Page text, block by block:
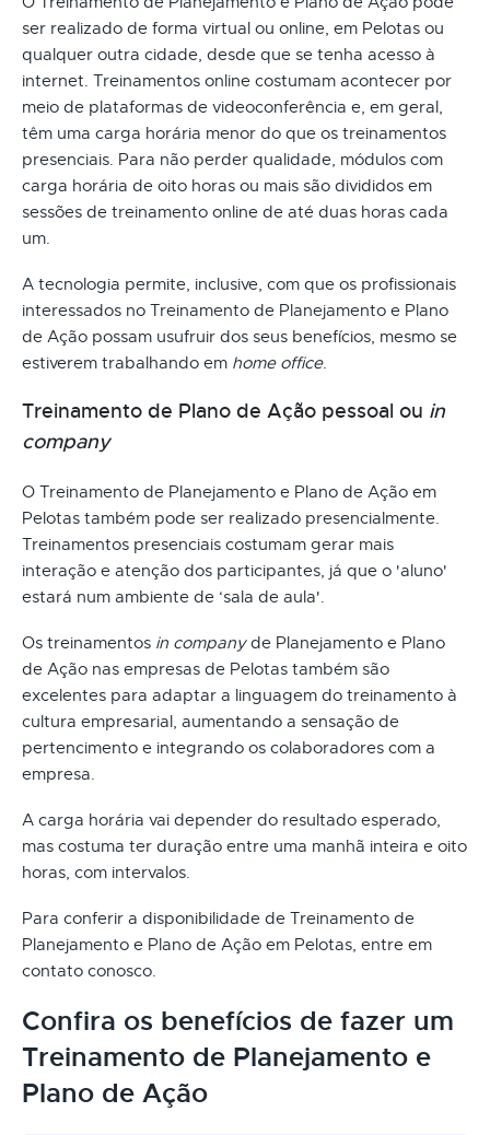
ser realizado de forma virtual ou online, em Pelotas ou
qualquer outra cidade, desde que se tenha acesso à
internet. Treinamentos online costumam acontecer por
meio de plataformas de videoconferência e, em geral,
têm uma carga horária menor do que os treinamentos
presenciais. Para não perder qualidade, módulos com
carga horária de oito horas ou mais são divididos em
sessões de treinamento online de até duas horas cada
um.
A tecnologia permite, inclusive, com que os profissionais
interessados no Treinamento de Planejamento e Plano
de Ação possam usufruir dos seus benefícios, mesmo se
estiverem trabalhando em home office.
Treinamento de Plano de Ação pessoal ou in
company
O Treinamento de Planejamento e Plano de Ação em
Pelotas também pode ser realizado presencialmente.
Treinamentos presenciais costumam gerar mais
interação e atenção dos participantes, já que o 'aluno'
estará num ambiente de ‘sala de aula'.
Os treinamentos in companyde Planejamento e Plano
de Ação nas empresas de Pelotas também são
excelentes para adaptar a linguagem do treinamento à
cultura empresarial, aumentando a sensação de
pertencimento e integrando os colaboradores com a
empresa.
A carga horária vai depender do resultado esperado,
mas costuma ter duração entre uma manhã inteira e oito
horas, com intervalos.
Para conferir a disponibilidade de Treinamento de
Planejamento e Plano de Ação em Pelotas, entre em
contato conosco.
Confira os benefícios de fazer um
Treinamento de Planejamento e
Plano de Ação